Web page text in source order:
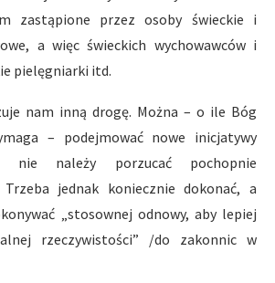
zastąpione przez osoby świeckie i
a więc świeckich wychowawców i
pielęgniarki itd.
nam inną drogę. Można – o ile Bóg
– podejmować nowe inicjatywy
nie należy porzucać pochopnie
Trzeba jednak koniecznie dokonać, a
„stosownej odnowy, aby lepiej
rzeczywistości” /do zakonnic w